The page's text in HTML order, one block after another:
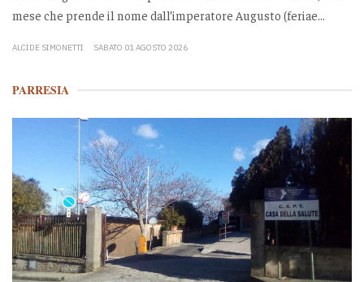
mese che prende il nome dall’imperatore Augusto (feriae...
ALCIDE SIMONETTI SABATO 01 AGOSTO 2026
PARRESIA